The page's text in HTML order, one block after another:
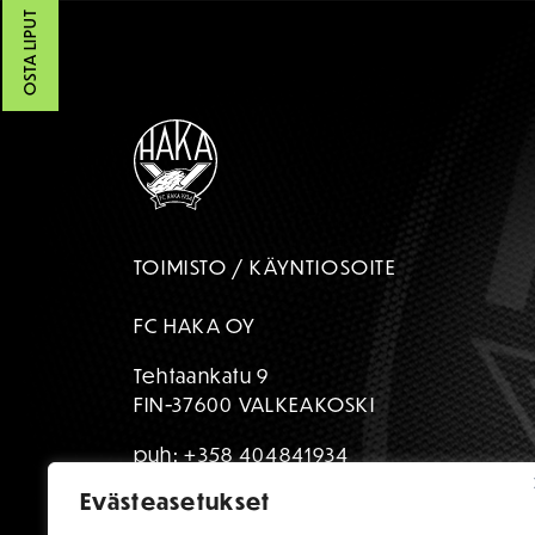
Evästeasetukset
OSTA LIPUT
TOIMISTO / KÄYNTIOSOITE
FC HAKA OY
Tehtaankatu 9
FIN-37600 VALKEAKOSKI
puh:+358 404841934
toimisto@fchaka.fi